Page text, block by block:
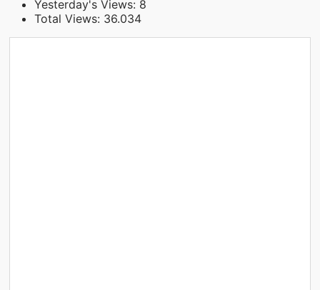
Yesterday's Views: 8
Total Views: 36.034